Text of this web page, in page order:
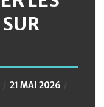
21 MAI 2026